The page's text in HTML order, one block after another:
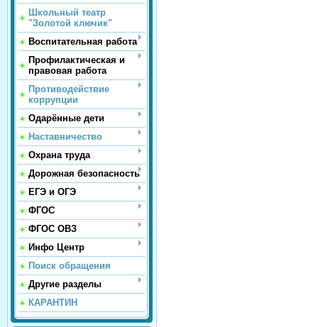
Школьный театр
"Золотой ключик"
Воспитательная работа
Профилактическая и
правовая работа
Противодействие
коррупции
Одарённые дети
Наставничество
Охрана труда
Дорожная безопасность
ЕГЭ и ОГЭ
ФГОС
ФГОС ОВЗ
Инфо Центр
Поиск обращения
Другие разделы
КАРАНТИН